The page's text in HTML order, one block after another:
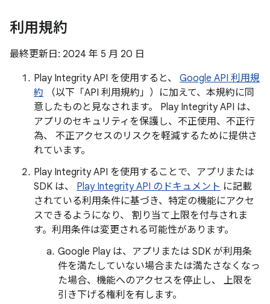
利用規約
最終更新日: 2024 年 5 月 20 日
Play Integrity API を使用すると、 Google API 利用規
約 （以下「API 利用規約」）に加えて、本規約に同
意したものと見なされます。 Play Integrity API は、
アプリのセキュリティを保護し、不正使用、不正行
為、 不正アクセスのリスクを軽減するために提供さ
れています。
Play Integrity API を使用することで、アプリまたは
SDK は、 Play Integrity API のドキュメント に記載
されている利用条件に基づき、特定の機能にアクセ
スできるようになり、 割り当て上限を付与されま
す。利用条件は変更される可能性があります。
Google Play は、アプリまたは SDK が利用条
件を満たしていない場合または満たさなくなっ
た場合、機能へのアクセスを停止し、 上限を
引き下げる権利を有します。